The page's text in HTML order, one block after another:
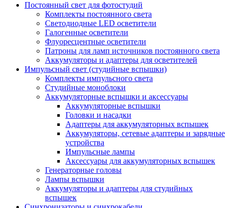
Постоянный свет для фотостудий
Комплекты постоянного света
Светодиодные LED осветители
Галогенные осветители
Флуоресцентные осветители
Патроны для ламп источников постоянного света
Аккумуляторы и адаптеры для осветителей
Импульсный свет (студийные вспышки)
Комплекты импульсного света
Студийные моноблоки
Аккумуляторные вспышки и аксессуары
Аккумуляторные вспышки
Головки и насадки
Адаптеры для аккумуляторных вспышек
Аккумуляторы, сетевые адаптеры и зарядные
устройства
Импульсные лампы
Аксессуары для аккумуляторных вспышек
Генераторные головы
Лампы вспышки
Аккумуляторы и адаптеры для студийных
вспышек